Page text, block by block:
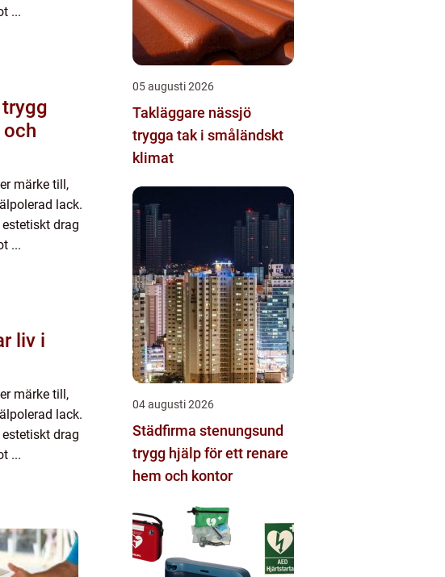
...
märke till,
lack.
drag
...
liv i
märke till,
lack.
drag
...
05 augusti 2026
Takläggare nässjö
trygga tak i småländskt
klimat
04 augusti 2026
Städfirma stenungsund
trygg hjälp för ett renare
hem och kontor